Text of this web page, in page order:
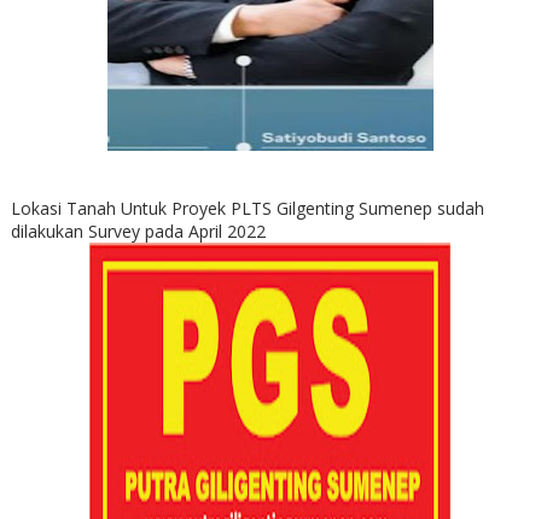
Lokasi Tanah Untuk Proyek PLTS Gilgenting Sumenep sudah
dilakukan Survey pada April 2022